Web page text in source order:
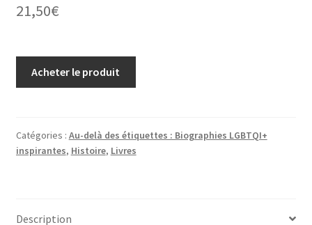
21,50€
Acheter le produit
Catégories : Au-delà des étiquettes : Biographies LGBTQI+
inspirantes, Histoire, Livres
Description